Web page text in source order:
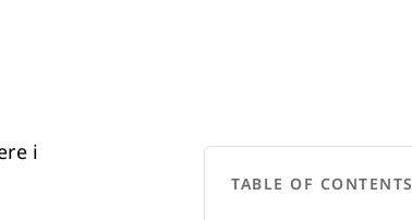
i
TABLE OF CONTENTS